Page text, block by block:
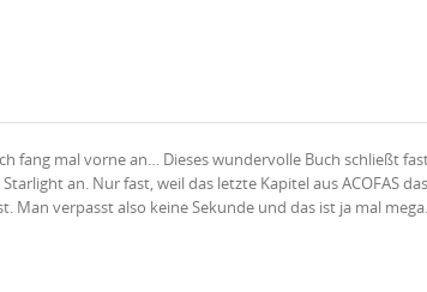
fang mal vorne an… Dieses wundervolle Buch schließt
an. Nur fast, weil das letzte Kapitel aus ACOFAS das
Man verpasst also keine Sekunde und das ist ja mal mega.